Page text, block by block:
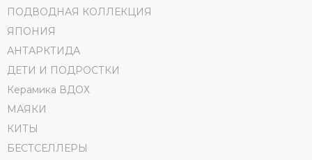
ПОДВОДНАЯ КОЛЛЕКЦИЯ
ЯПОНИЯ
АНТАРКТИДА
ДЕТИ И ПОДРОСТКИ
Керамика ВДОХ
МАЯКИ
КИТЫ
БЕСТСЕЛЛЕРЫ